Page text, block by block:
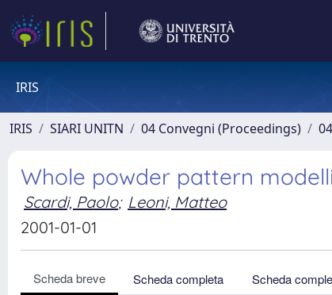
IRIS
IRIS SIARI UNITN 04 Convegni (Proceedings)
Whole powder pattern
Scardi, Paolo; Leoni, Matteo
2001-01-01
Scheda breve Scheda completa Scheda